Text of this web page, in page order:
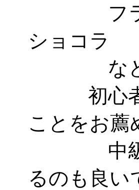
フラン
ショコラ
など参
初心者の
ことをお薦
中級、
るのも良い